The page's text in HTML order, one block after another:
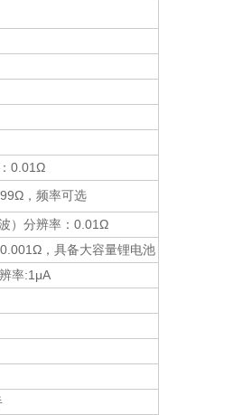
0.01Ω
，频率可选
）分辨率：0.01Ω
，具备大容量锂电池
率:1μA